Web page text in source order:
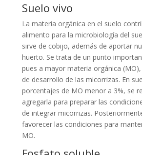
Suelo vivo
La materia orgánica en el suelo
alimento para la microbiología del
sirve de cobijo, además de aportar
huerto. Se trata de un punto
pues a mayor materia orgánica
de desarrollo de las micorrizas. En
porcentajes de MO menor a 3%, se
agregarla para preparar las
de integrar micorrizas.
favorecer las condiciones para
MO.